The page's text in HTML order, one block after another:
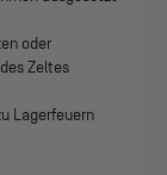
oder
Zeltes
Lagerfeuern